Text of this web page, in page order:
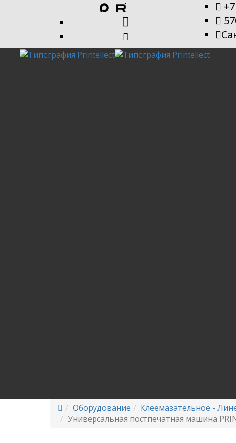
Оборудование
Клеемазательное -
Универсальная постпечатная машина